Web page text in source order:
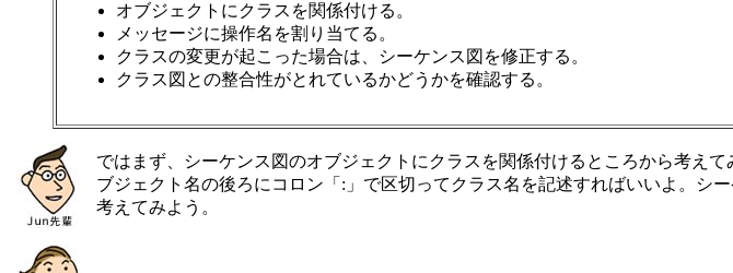
オブジェクトにクラスを関係付ける。
メッセージに操作名を割り当てる。
クラスの変更が起こった場合は、シーケンス図を修正する。
クラス図との整合性がとれているかどうかを確認する。
ではまず、シーケンス図のオブジェクトにクラスを関係付けるところから考え
ブジェクト名の後ろにコロン「:」で区切ってクラス名を記述すればいいよ。シ
考えてみよう。